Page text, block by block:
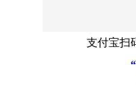
支付宝扫